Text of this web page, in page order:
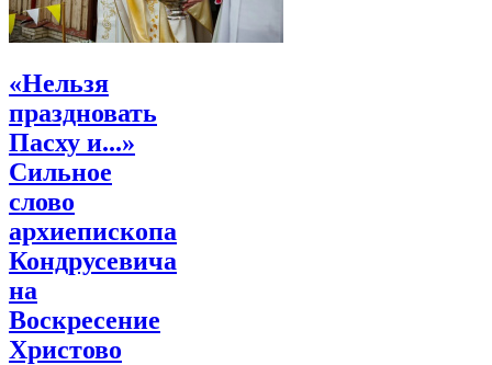
«Нельзя
праздновать
Пасху и...»
Сильное
слово
архиепископа
Кондрусевича
на
Воскресение
Христово